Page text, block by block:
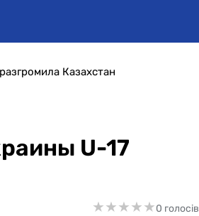
Казахстан
U-17
★★★★★
★★★★★0 голосів